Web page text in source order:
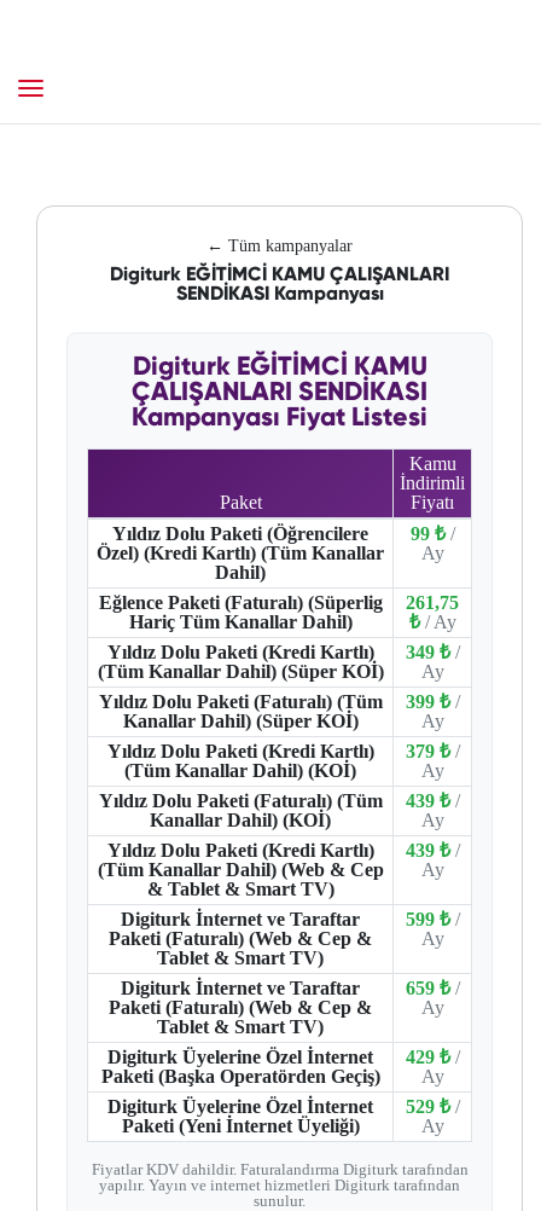
← Tüm kampanyalar
Digiturk EĞİTİMCİ KAMU ÇALIŞANLARI
SENDİKASI Kampanyası
Digiturk EĞİTİMCİ KAMU
ÇALIŞANLARI SENDİKASI
Kampanyası Fiyat Listesi
Paket
Kamu
İndirimli
Fiyatı
Yıldız Dolu Paketi (Öğrencilere
Özel) (Kredi Kartlı) (Tüm Kanallar
Dahil)
99 ₺ /
Ay
Eğlence Paketi (Faturalı) (Süperlig
Hariç Tüm Kanallar Dahil)
261,75
₺ / Ay
Yıldız Dolu Paketi (Kredi Kartlı)
(Tüm Kanallar Dahil) (Süper KOİ)
349 ₺ /
Ay
Yıldız Dolu Paketi (Faturalı) (Tüm
Kanallar Dahil) (Süper KOİ)
399 ₺ /
Ay
Yıldız Dolu Paketi (Kredi Kartlı)
(Tüm Kanallar Dahil) (KOİ)
379 ₺ /
Ay
Yıldız Dolu Paketi (Faturalı) (Tüm
Kanallar Dahil) (KOİ)
439 ₺ /
Ay
Yıldız Dolu Paketi (Kredi Kartlı)
(Tüm Kanallar Dahil) (Web & Cep
& Tablet & Smart TV)
439 ₺ /
Ay
Digiturk İnternet ve Taraftar
Paketi (Faturalı) (Web & Cep &
Tablet & Smart TV)
599 ₺ /
Ay
Digiturk İnternet ve Taraftar
Paketi (Faturalı) (Web & Cep &
Tablet & Smart TV)
659 ₺ /
Ay
Digiturk Üyelerine Özel İnternet
Paketi (Başka Operatörden Geçiş)
429 ₺ /
Ay
Digiturk Üyelerine Özel İnternet
Paketi (Yeni İnternet Üyeliği)
529 ₺ /
Ay
Fiyatlar KDV dahildir. Faturalandırma Digiturk tarafından
yapılır. Yayın ve internet hizmetleri Digiturk tarafından
sunulur.